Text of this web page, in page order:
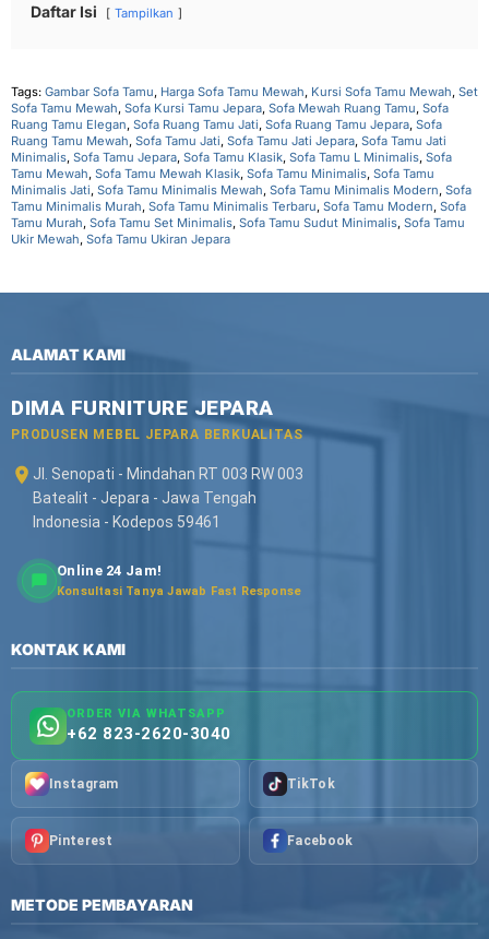
Daftar Isi Tampilkan
Tags: Gambar Sofa Tamu, Harga Sofa Tamu Mewah, Kursi Sofa Tamu Mewah, Set
Sofa Tamu Mewah, Sofa Kursi Tamu Jepara, Sofa Mewah Ruang Tamu, Sofa
Ruang Tamu Elegan, Sofa Ruang Tamu Jati, Sofa Ruang Tamu Jepara, Sofa
Ruang Tamu Mewah, Sofa Tamu Jati, Sofa Tamu Jati Jepara, Sofa Tamu Jati
Minimalis, Sofa Tamu Jepara, Sofa Tamu Klasik, Sofa Tamu L Minimalis, Sofa
Tamu Mewah, Sofa Tamu Mewah Klasik, Sofa Tamu Minimalis, Sofa Tamu
Minimalis Jati, Sofa Tamu Minimalis Mewah, Sofa Tamu Minimalis Modern, Sofa
Tamu Minimalis Murah, Sofa Tamu Minimalis Terbaru, Sofa Tamu Modern, Sofa
Tamu Murah, Sofa Tamu Set Minimalis, Sofa Tamu Sudut Minimalis, Sofa Tamu
Ukir Mewah, Sofa Tamu Ukiran Jepara
ALAMAT KAMI
DIMA FURNITURE JEPARA
PRODUSEN MEBEL JEPARA BERKUALITAS
Jl. Senopati - Mindahan RT 003 RW 003
Batealit - Jepara - Jawa Tengah
Indonesia - Kodepos 59461
Online 24 Jam!
Konsultasi Tanya Jawab Fast Response
KONTAK KAMI
ORDER VIA WHATSAPP
+62 823-2620-3040
Instagram TikTok
Pinterest Facebook
METODE PEMBAYARAN